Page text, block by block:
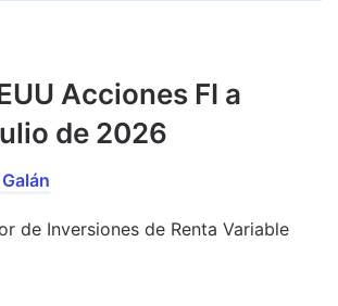
Acciones FI a
de 2026
de Inversiones de Renta Variable